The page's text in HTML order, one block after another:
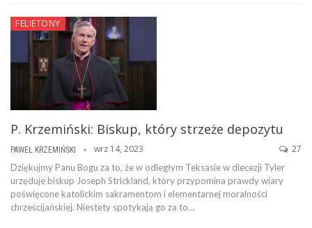
FELIETONY
P. Krzemiński: Biskup, który strzeże depozytu
PAWEŁ KRZEMIŃSKI wrz 14, 2023 27
Dziękujmy Panu Bogu za to, że w odległym Teksasie w diecezji Tyler
urzęduje biskup Joseph Strickland, który przypomina prawdy wiary
poświęcone katolickim sakramentom i elementarnej moralności
chrześcijańskiej. Niestety spotykają go za to…